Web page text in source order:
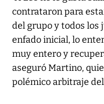
contrataron para
del grupo y todos los
enfado inicial, lo
muy entero y
aseguró Martino,
polémico arbitraje